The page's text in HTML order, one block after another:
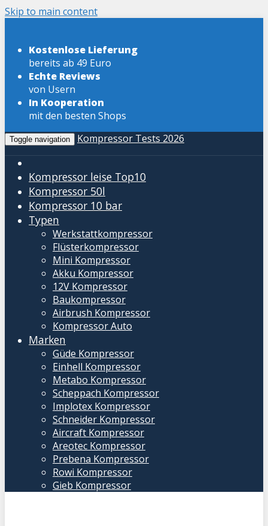
Skip to main content
Kostenlose Lieferung
bereits ab 49 Euro
Echte Reviews
von Usern
In Kooperation
mit den besten Shops
Toggle navigation Kompressor Tests 2026
Kompressor leise Top10
Kompressor 50l
Kompressor 10 bar
Typen
Werkstattkompressor
Flüsterkompressor
Mini Kompressor
Akku Kompressor
12V Kompressor
Baukompressor
Airbrush Kompressor
Kompressor Auto
Marken
Güde Kompressor
Einhell Kompressor
Metabo Kompressor
Scheppach Kompressor
Implotex Kompressor
Schneider Kompressor
Aircraft Kompressor
Areotec Kompressor
Prebena Kompressor
Rowi Kompressor
Gieb Kompressor